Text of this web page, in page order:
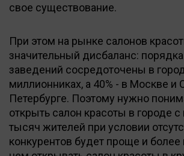
свое существование.
При этом на рынке салонов
значительный дисбаланс: порядка
заведений сосредоточены в
миллионниках, а 40% - в Москве и
Петербурге. Поэтому нужно
открыть салон красоты в городе
тысяч жителей при условии
конкурентов будет проще и более